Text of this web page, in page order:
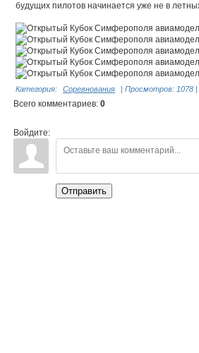
будущих пилотов начинается уже не в
Категория: Соревнования | Просмотров: 1078 |
Всего комментариев: 0
Войдите:
Отправить